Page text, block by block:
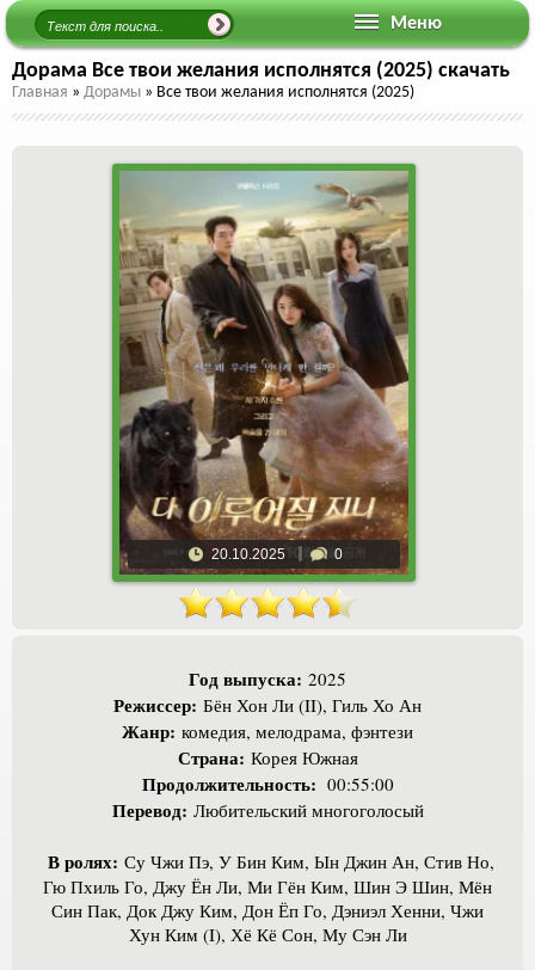
Меню
Дорама Все твои желания исполнятся (2025) скачать
Главная » Дорамы » Все твои желания исполнятся (2025)
20.10.2025 0
Год выпуска: 2025
Режиссер: Бён Хон Ли (II), Гиль Хо Ан
Жанр: комедия, мелодрама, фэнтези
Страна: Корея Южная
Продолжительность: 00:55:00
Перевод: Любительский многоголосый
В ролях: Су Чжи Пэ, У Бин Ким, Ын Джин Ан, Стив Но,
Гю Пхиль Го, Джу Ён Ли, Ми Гён Ким, Шин Э Шин, Мён
Син Пак, Док Джу Ким, Дон Ёп Го, Дэниэл Хенни, Чжи
Хун Ким (I), Хё Кё Сон, Му Сэн Ли